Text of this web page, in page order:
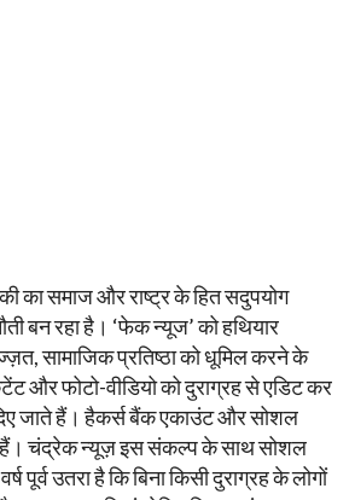
का समाज और राष्ट्र के हित सदुपयोग
बन रहा है। ‘फेक न्यूज’ को हथियार
सामाजिक प्रतिष्ठा को धूमिल करने के
और फोटो-वीडियो को दुराग्रह से एडिट कर
जाते हैं। हैकर्स बैंक एकाउंट और सोशल
हैं। चंद्रेक न्यूज़ इस संकल्प के साथ सोशल
पूर्व उतरा है कि बिना किसी दुराग्रह के लोगों